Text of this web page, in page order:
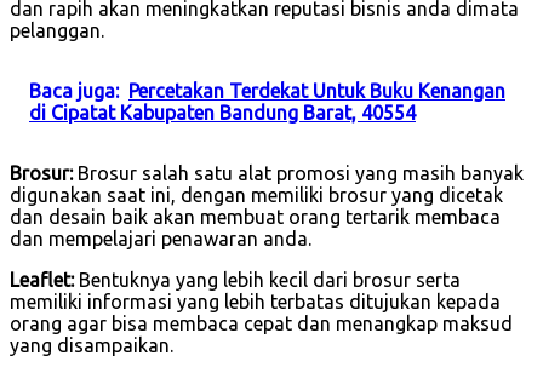
dan rapih akan meningkatkan reputasi bisnis anda dimata
pelanggan.
Baca juga: Percetakan Terdekat Untuk Buku Kenangan
di Cipatat Kabupaten Bandung Barat, 40554
Brosur:Brosur salah satu alat promosi yang masih banyak
digunakan saat ini, dengan memiliki brosur yang dicetak
dan desain baik akan membuat orang tertarik membaca
dan mempelajari penawaran anda.
Leaflet:Bentuknya yang lebih kecil dari brosur serta
memiliki informasi yang lebih terbatas ditujukan kepada
orang agar bisa membaca cepat dan menangkap maksud
yang disampaikan.